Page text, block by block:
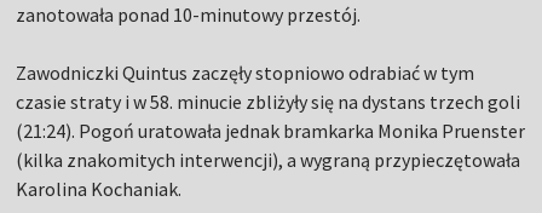
zanotowała ponad 10-minutowy przestój.
Zawodniczki Quintus zaczęły stopniowo odrabiać w tym
czasie straty i w 58. minucie zbliżyły się na dystans trzech goli
(21:24). Pogoń uratowała jednak bramkarka Monika Pruenster
(kilka znakomitych interwencji), a wygraną przypieczętowała
Karolina Kochaniak.